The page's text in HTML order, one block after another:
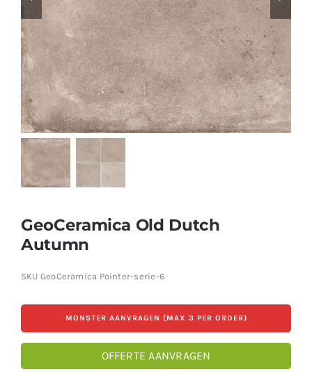
Contact
Offerte aanvragen
GeoCeramica Old Dutch
Autumn
SKU GeoCeramica Pointer-serie-6
MONSTER AANVRAGEN (MAX 3 PER ORDER)
OFFERTE AANVRAGEN